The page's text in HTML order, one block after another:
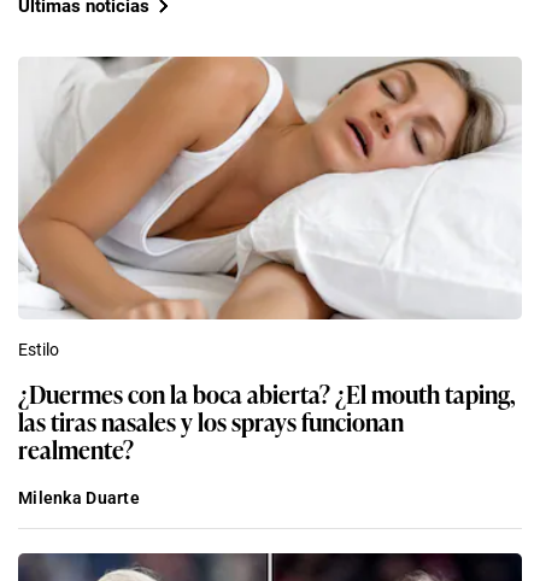
Últimas noticias
Estilo
¿Duermes con la boca abierta? ¿El mouth taping,
las tiras nasales y los sprays funcionan
realmente?
Milenka Duarte